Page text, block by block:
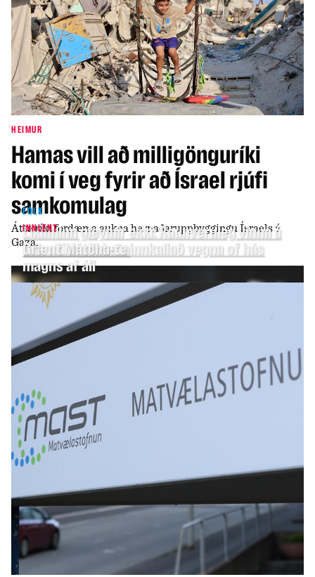
HEIMUR
Hamas vill að milligönguríki
komi í veg fyrir að Ísrael rjúfi
samkomulag
Átta ríki fordæma aukna hernaðaruppbyggingu Ísraels á
Gaza.
FÓLK
Líkaminn gleymir ekki: Raunveruleg vinna á
bak við áfallabata
INNLENT
Grænt Matcha-te innkallað vegna of hás
magns af áli
HEIMUR
Eldri kona kveikti í íbúð sinni þegar átti að
bera hana út